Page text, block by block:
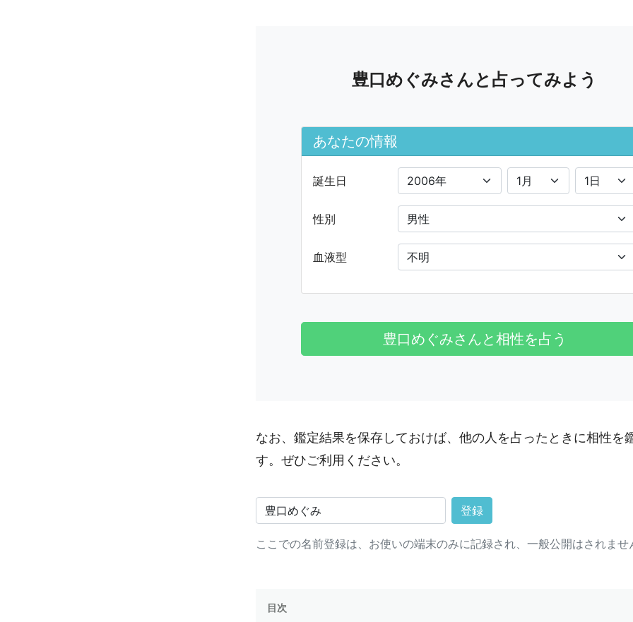
豊口めぐみさんと占ってみよう
あなたの情報
誕生日
性別
血液型
なお、鑑定結果を保存しておけば、他の人を占ったときに相性を
す。ぜひご利用ください。
登録
ここでの名前登録は、お使いの端末のみに記録され、一般公開はされませ
目次